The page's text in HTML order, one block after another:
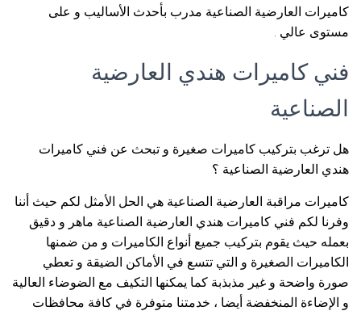
كاميرات العارضية الصناعية مدرب بأحدث الأساليب و على
مستوى عالي .
فني كاميرات هندي العارضية
الصناعية
هل ترغب بتركيب كاميرات صغيرة و تبحث عن فني كاميرات
هندي العارضية الصناعية ؟
كاميرات مراقبة العارضية الصناعية هي الحل الأمثل لكم حيث أننا
وفرنا لكم فني كاميرات هندي العارضية الصناعية ماهر و دقيق
بعمله حيث يقوم بتركيب جميع أنواع الكاميرات و من ضمنها
الكاميرات الصغيرة و التي تتسع في الأماكن الضيقة و تعطي
صورة واضحة و غير مذبذبة كما يمكنها التكيف مع الضوضاء العالية
و الإضاءة المنخفضة أيضا ، خدمتنا متوفرة في كافة محافظات